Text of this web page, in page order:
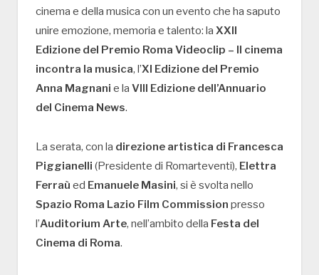
cinema e della musica con un evento che ha saputo
unire emozione, memoria e talento: la XXII
Edizione del Premio Roma Videoclip – Il cinema
incontra la musica, l’XI Edizione del Premio
Anna Magnani e la VIII Edizione dell’Annuario
del Cinema News.
La serata, con la direzione artistica di Francesca
Piggianelli (Presidente di Romarteventi), Elettra
Ferraù ed Emanuele Masini, si è svolta nello
Spazio Roma Lazio Film Commission presso
l’Auditorium Arte, nell’ambito della Festa del
Cinema di Roma.